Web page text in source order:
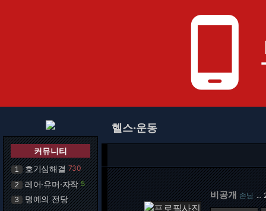
phone_android
커뮤니티
1 호기심해결 730
2 레어·유머·자작 5
3 명예의 전당
헬스·운동
비공개 손님 …